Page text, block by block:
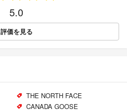
5.0
評価を見る
THE NORTH FACE
CANADA GOOSE